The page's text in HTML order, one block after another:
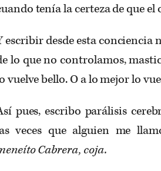
tenía la certeza de que
escribir desde esta conciencia
lo que no controlamos,
vuelve bello. O a lo mejor lo
pues, escribo parálisis
veces que alguien me
Cabrera, coja.